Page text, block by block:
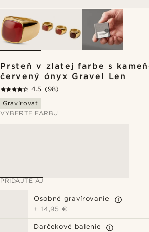
Prsteň v zlatej farbe s
červený ónyx Gravel Len
4.5 (98)
Gravírovať
VYBERTE FARBU
PRIDAJTE AJ
Osobné gravírovanie
+ 14,95 €
Darčekové balenie